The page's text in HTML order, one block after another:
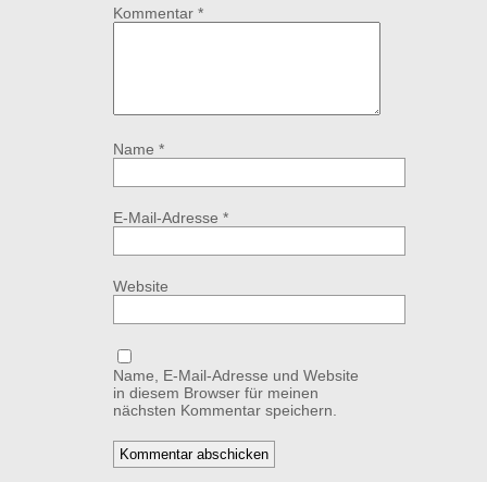
Kommentar *
Name *
E-Mail-Adresse *
Website
Name, E-Mail-Adresse und Website
in diesem Browser für meinen
nächsten Kommentar speichern.